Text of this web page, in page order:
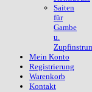
Saiten
für
Gambe
u.
Mein Konto
Registrierung
Warenkorb
Kontakt